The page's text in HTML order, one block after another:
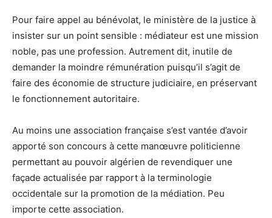
Pour faire appel au bénévolat, le ministère de la justice à
insister sur un point sensible : médiateur est une mission
noble, pas une profession. Autrement dit, inutile de
demander la moindre rémunération puisqu’il s’agit de
faire des économie de structure judiciaire, en préservant
le fonctionnement autoritaire.
Au moins une association française s’est vantée d’avoir
apporté son concours à cette manœuvre politicienne
permettant au pouvoir algérien de revendiquer une
façade actualisée par rapport à la terminologie
occidentale sur la promotion de la médiation. Peu
importe cette association.